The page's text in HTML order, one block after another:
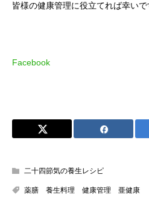
皆様の健康管理に役立てれば幸いで
Facebook
二十四節気の養生レシピ
薬膳 養生料理 健康管理 亜健康